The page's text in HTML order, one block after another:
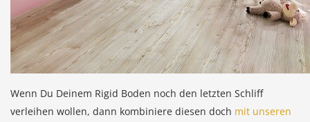
Wenn Du Deinem Rigid Boden noch den letzten Schliff
verleihen wollen, dann kombiniere diesen doch mit unseren